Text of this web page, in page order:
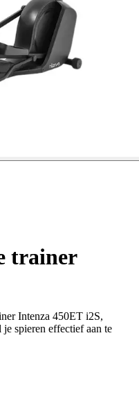
trainer
Intenza 450ET i2S,
spieren effectief aan te